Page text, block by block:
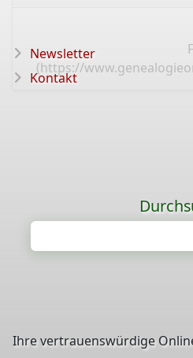
(https://
Newsletter
Kontakt
Ihre vertrauenswürdige